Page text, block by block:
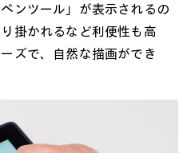
ンツール」が表示されるの
掛かれるなど利便性も高
ズで、自然な描画ができ